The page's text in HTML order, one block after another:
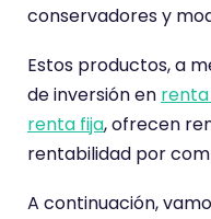
conservadores y
Estos productos, a
de inversión en
renta fija, ofrecen
rentabilidad por
A continuación,